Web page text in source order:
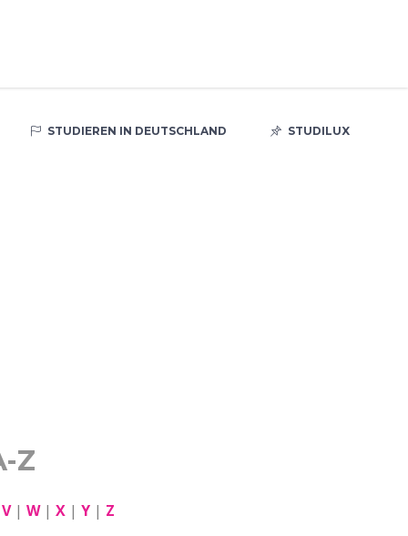
STUDIEREN IN DEUTSCHLAND STUDILUX
Z
V| W| X| Y| Z